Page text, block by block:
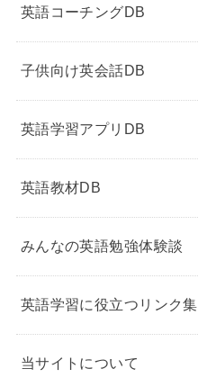
英語コーチングDB
子供向け英会話DB
英語学習アプリDB
英語教材DB
みんなの英語勉強体験談
英語学習に役立つリンク集
当サイトについて